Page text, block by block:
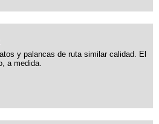
y palancas de ruta similar calidad. El
a medida.